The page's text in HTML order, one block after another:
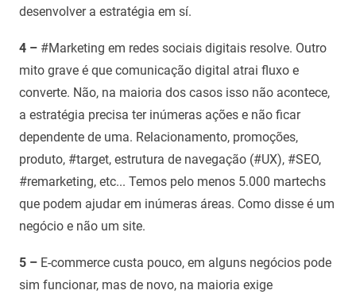
desenvolver a estratégia em sí.
4 – #Marketing em redes sociais digitais resolve. Outro
mito grave é que comunicação digital atrai fluxo e
converte. Não, na maioria dos casos isso não acontece,
a estratégia precisa ter inúmeras ações e não ficar
dependente de uma. Relacionamento, promoções,
produto, #target, estrutura de navegação (#UX), #SEO,
#remarketing, etc... Temos pelo menos 5.000 martechs
que podem ajudar em inúmeras áreas. Como disse é um
negócio e não um site.
5 – E-commerce custa pouco, em alguns negócios pode
sim funcionar, mas de novo, na maioria exige